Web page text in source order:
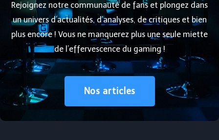
Rejoignez notre communauté de fans et plongez dans
un univers d’actualités, d’analyses, de critiques et bien
plus encore ! Vous ne manquerez plus une seule miette
de l’effervescence du gaming !
Nos articles